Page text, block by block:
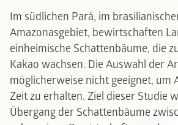
Im südlichen Pará, im
Amazonasgebiet, bewirtschaften
einheimische Schattenbäume, die
Kakao wachsen. Die Auswahl der
möglicherweise nicht geeignet, um
Zeit zu erhalten. Ziel dieser Studie
Übergang der Schattenbäume